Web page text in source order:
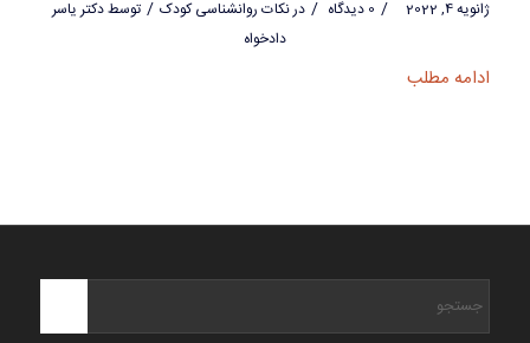
ژانویه 4, 2022 / 0 دیدگاه / درنکات روانشناسی کودک / توسطدکتر یاسر
دادخواه
ادامه مطلب